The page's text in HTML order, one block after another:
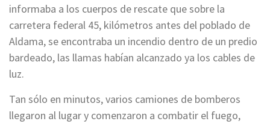
informaba a los cuerpos de rescate que sobre la
carretera federal 45, kilómetros antes del poblado de
Aldama, se encontraba un incendio dentro de un predio
bardeado, las llamas habían alcanzado ya los cables de
luz.
Tan sólo en minutos, varios camiones de bomberos
llegaron al lugar y comenzaron a combatir el fuego,